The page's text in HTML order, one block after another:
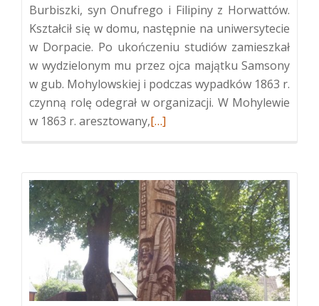
Burbiszki, syn Onufrego i Filipiny z Horwattów.
Kształcił się w domu, następnie na uniwersytecie
w Dorpacie. Po ukończeniu studiów zamieszkał
w wydzielonym mu przez ojca majątku Samsony
w gub. Mohylowskiej i podczas wypadków 1863 r.
czynną rolę odegrał w organizacji. W Mohylewie
w 1863 r. aresztowany,Więcej
styczniowego
Onufrego
Węcławowicza
w
Oniksztach
[…]